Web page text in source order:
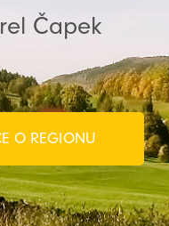
Čapek
O REGIONU